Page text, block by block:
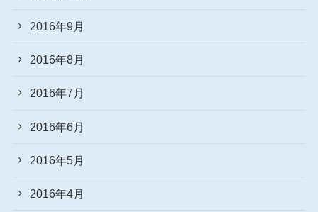
2016年9月
2016年8月
2016年7月
2016年6月
2016年5月
2016年4月